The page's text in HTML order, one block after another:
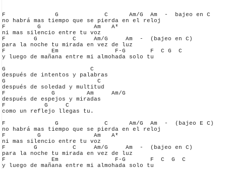
F              G             C      Am/G  Am  -  bajeo en C
no habrá mas tiempo que se pierda en el reloj
F         G               Am   A*
ni mas silencio entre tu voz
F        G          C     Am/G     Am  -  (bajeo en C)
para la noche tu mirada en vez de luz
F             Em                F-G       F  C G  C
y luego de mañana entre mi almohada solo tu
G                        C
después de intentos y palabras
G                          C
después de soledad y multitud
F             G         Am     Am/G
después de espejos y miradas
F           G     C
como un reflejo llegas tu.
F              G             C      Am/G  Am  -  (bajeo E C)
no habrá mas tiempo que se pierda en el reloj
F         G               Am   A*
ni mas silencio entre tu voz
F        G          C     Am/G     Am  -  (bajeo en C)
para la noche tu mirada en vez de luz
F             Em                F-G       F  C  G  C
y luego de mañana entre mi almohada solo tu